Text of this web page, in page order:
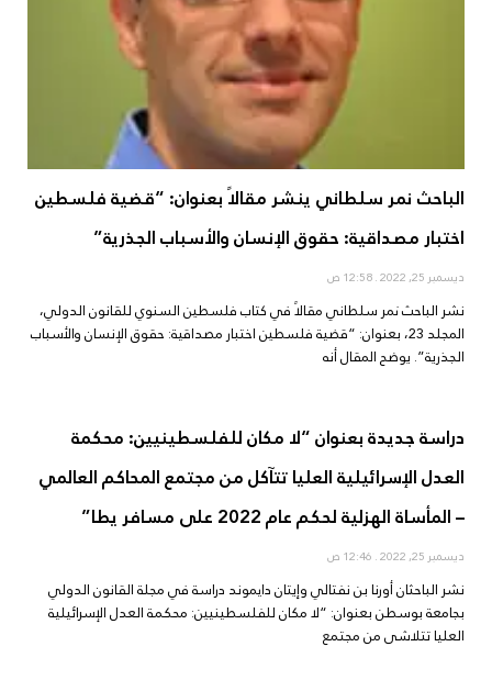
الباحث نمر سلطاني ينشر مقالاً بعنوان: “قضية فلسطين
اختبار مصداقية: حقوق الإنسان والأسباب الجذرية”
ديسمبر 25, 2022
نشر الباحث نمر سلطاني مقالاً في كتاب فلسطين السنوي للقانون الدولي،
المجلد 23، بعنوان: “قضية فلسطين اختبار مصداقية: حقوق الإنسان والأسباب
الجذرية”. يوضح المقال أنه
دراسة جديدة بعنوان “لا مكان للفلسطينيين: محكمة
العدل الإسرائيلية العليا تتآكل من مجتمع المحاكم العالمي
– المأساة الهزلية لحكم عام 2022 على مسافر يطا”
ديسمبر 25, 2022
نشر الباحثان أورنا بن نفتالي وإيتان دايموند دراسة في مجلة القانون الدولي
بجامعة بوسطن بعنوان: “لا مكان للفلسطينيين: محكمة العدل الإسرائيلية
العليا تتلاشى من مجتمع